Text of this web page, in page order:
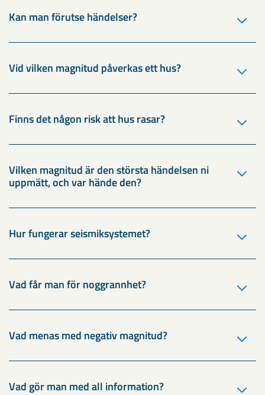
Kan man förutse händelser?
Vid vilken magnitud påverkas ett hus?
Finns det någon risk att hus rasar?
Vilken magnitud är den största händelsen ni
uppmätt, och var hände den?
Hur fungerar seismiksystemet?
Vad får man för noggrannhet?
Vad menas med negativ magnitud?
Vad gör man med all information?